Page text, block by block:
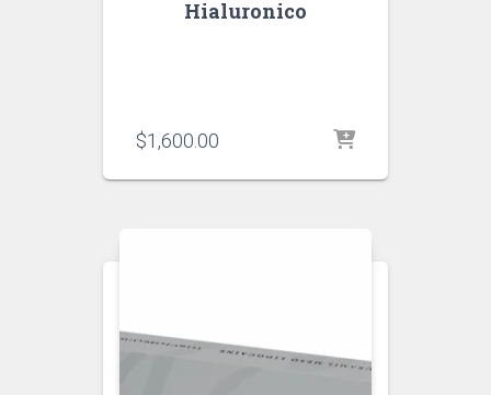
Hialuronico
$1,600.00